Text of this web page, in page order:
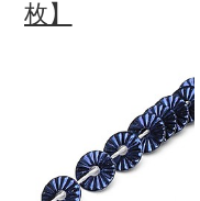
枚】